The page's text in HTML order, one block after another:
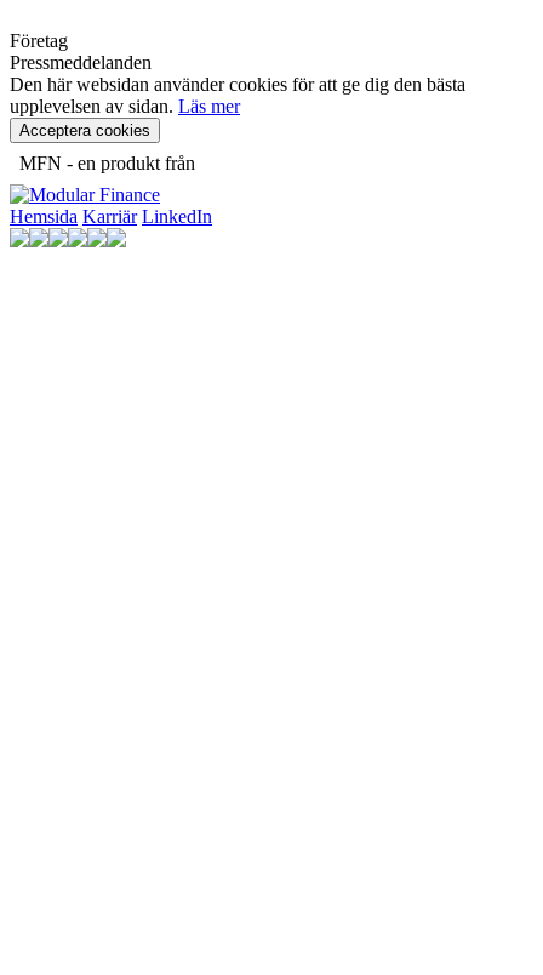
Företag
Pressmeddelanden
Den här websidan använder cookies för att ge dig den bästa
upplevelsen av sidan. Läs mer
Acceptera cookies
MFN - en produkt från
Hemsida Karriär LinkedIn